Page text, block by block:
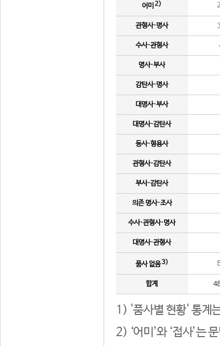
어미 2)
관형사·명사
수사·관형사
명사·부사
감탄사·명사
대명사·부사
대명사·감탄사
동사·형용사
관형사·감탄사
부사·감탄사
의존 명사·조사
수사·관형사·명사
대명사·관형사
품사 없음3)
합계
1) '품사별 현황' 통계
2) ‘어미’와 ‘접사’는